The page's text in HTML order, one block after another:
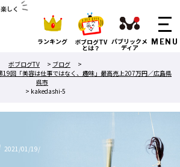
しく
ランキング ボブログTV
とは？
パブリックメ
ディア
ボブログTV
> ブログ
>
19回「美容は仕事ではなく、趣味」最高売上207万円／広島県
呉市
> kakedashi-5
2021/01/19/